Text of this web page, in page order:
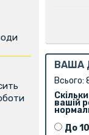
ВАША
Всього:
вашій
До